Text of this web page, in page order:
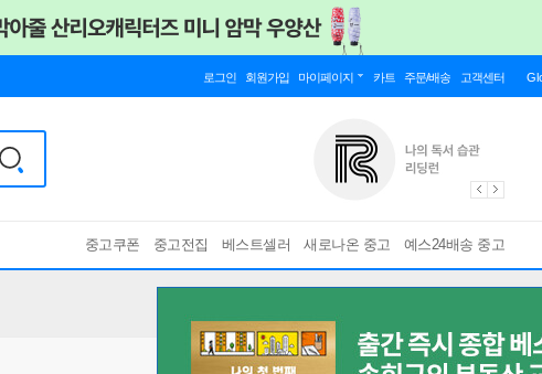
로그인 회원가입 마이페이지 카트 주문/배송 고객센터
중고쿠폰 중고전집 베스트셀러 새로나온 중고 예스24배송 중고